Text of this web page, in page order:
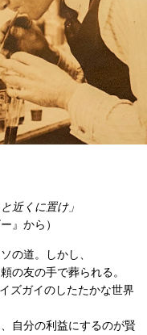
近くに置け」
』から）
の道。しかし、
の友の手で葬られる。
ズガイのしたたかな世界
自分の利益にするのが賢